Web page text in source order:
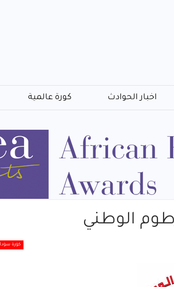
اخبار الحوادث كورة عالمية
الوطني
كورة